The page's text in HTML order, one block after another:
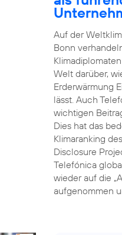
Auf der
Bonn
Welt darüber,
Erderwärmung
lässt. Auch
wichtigen
Dies hat das
Klimaranking
Disclosure
Telefónica
wieder auf die
aufgenommen